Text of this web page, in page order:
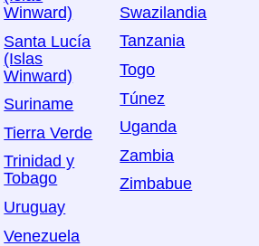
Winward)
Santa Lucía
(Islas
Winward)
Suriname
Tierra Verde
Trinidad y
Tobago
Uruguay
Venezuela
Swazilandia
Tanzania
Togo
Túnez
Uganda
Zambia
Zimbabue